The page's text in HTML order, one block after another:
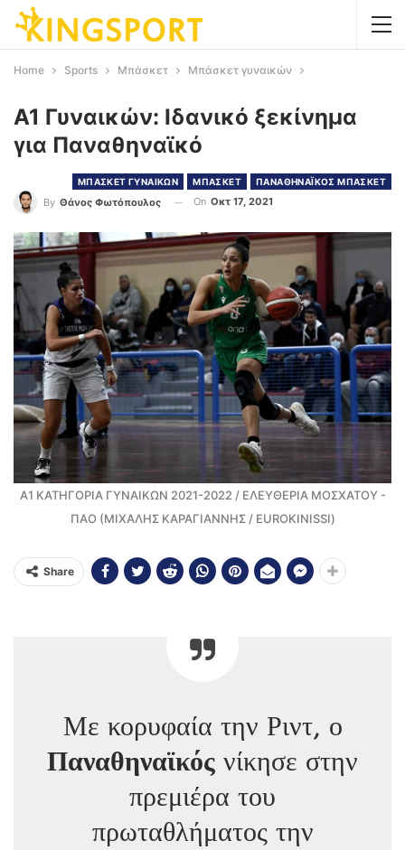
Home Sports Μπάσκετ Μπάσκετ γυναικών
Α1 Γυναικών: Ιδανικό ξεκίνημα
για Παναθηναϊκό
ΜΠΑΣΚΕΤ ΓΥΝΑΙΚΩΝ ΜΠΑΣΚΕΤ ΠΑΝΑΘΗΝΑΪΚΟΣ ΜΠΑΣΚΕΤ
By Θάνος Φωτόπουλος On Οκτ 17, 2021
Α1 ΚΑΤΗΓΟΡΙΑ ΓΥΝΑΙΚΩΝ 2021-2022 / ΕΛΕΥΘΕΡΙΑ ΜΟΣΧΑΤΟΥ -
ΠΑΟ (ΜΙΧΑΛΗΣ ΚΑΡΑΓΙΑΝΝΗΣ / EUROKINISSI)
Share
Με κορυφαία την Ριντ, ο
Παναθηναϊκός νίκησε στην
πρεμιέρα του
πρωταθλήματος την